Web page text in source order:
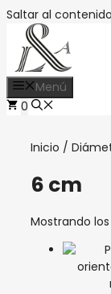
Saltar al contenido
Menú
0
Inicio /
6 cm
Mostrando